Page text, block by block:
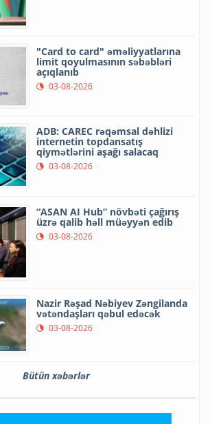
"Card to card" əməliyyatlarına
limit qoyulmasının səbəbləri
açıqlanıb
03-08-2026
ADB: CAREC rəqəmsal dəhlizi
internetin topdansatış
qiymətlərini aşağı salacaq
03-08-2026
“ASAN AI Hub” növbəti çağırış
üzrə qalib həll müəyyən edib
03-08-2026
Nazir Rəşad Nəbiyev Zəngilanda
vətəndaşları qəbul edəcək
03-08-2026
Bütün xəbərlər